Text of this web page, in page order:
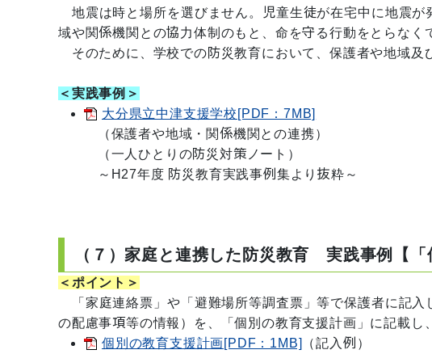
地震は時と場所を選びません。児童生徒が在宅中に地震
域や関係機関との協力体制のもと、命を守る行動をとらなく
そのために、学校での防災教育において、保護者や地域及
＜実践事例＞
大分県立中津支援学校[PDF：7MB]
（保護者や地域・関係機関との連携）
（一人ひとりの防災対策ノート）
～H27年度 防災教育実践事例集より抜粋～
（７）家庭と連携した防災教育 実践事例【「
＜ポイント＞
「家庭連絡票」や「避難場所等調査票」等で保護者に記
の配慮事項等の情報）を、「個別の教育支援計画」に記載し
個別の教育支援計画[PDF：1MB]
（記入例）